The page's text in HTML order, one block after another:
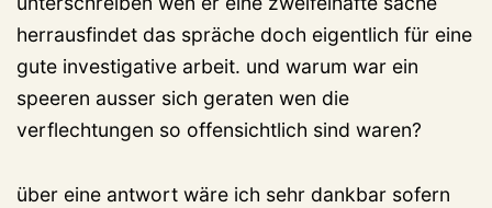
herrausfindet das spräche doch eigentlich für eine
gute investigative arbeit. und warum war ein
speeren ausser sich geraten wen die
verflechtungen so offensichtlich sind waren?
über eine antwort wäre ich sehr dankbar sofern